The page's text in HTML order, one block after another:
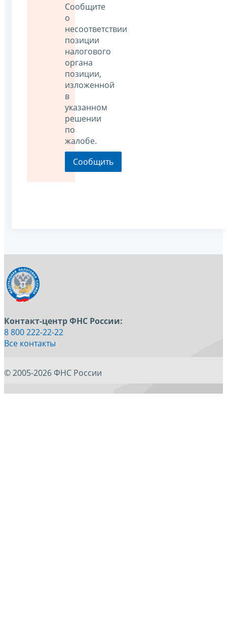
Сообщите
о
несоответствии
позиции
налогового
органа
позиции,
изложенной
в
указанном
решении
по
жалобе.
Контакт-центр ФНС России:
8 800 222-22-22
Все контакты
© 2005-2026 ФНС России